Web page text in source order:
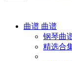
曲谱 曲谱
钢琴曲
精选合